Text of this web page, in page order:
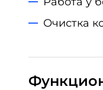
Очистка